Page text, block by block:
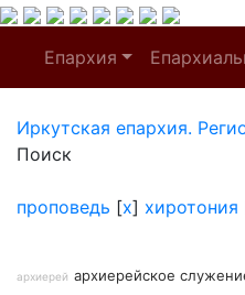
Епархия
Иркутская епархия.
Поиск
проповедь [x] хиротония
архиерей архиерейское